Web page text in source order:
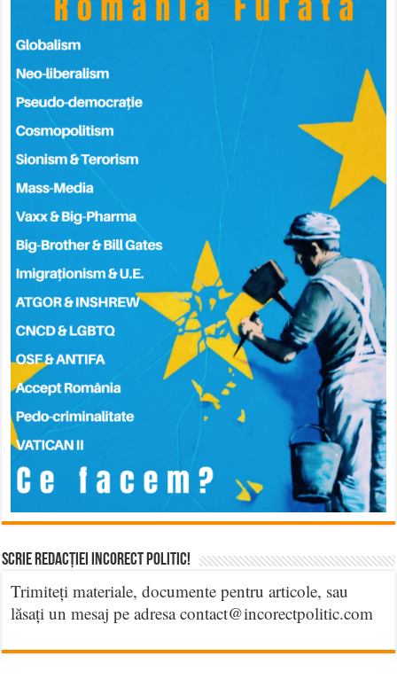
Scrie Redacției Incorect Politic!
Trimiteți materiale, documente pentru articole, sau
lăsați un mesaj pe adresa contact@incorectpolitic.com